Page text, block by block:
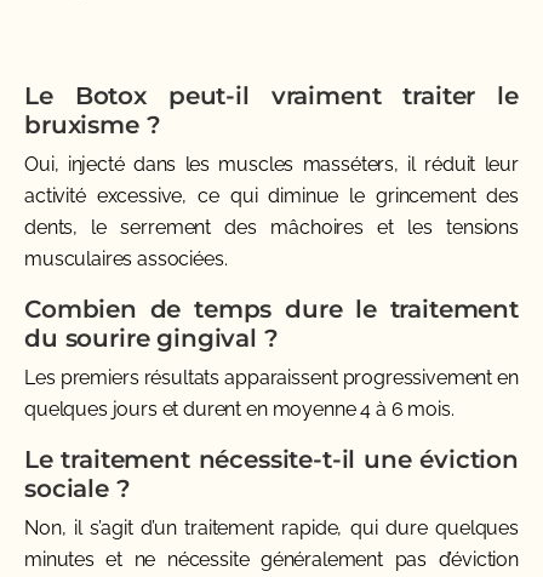
Le Botox peut-il vraiment traiter le
bruxisme ?
Oui, injecté dans les muscles masséters, il réduit leur
activité excessive, ce qui diminue le grincement des
dents, le serrement des mâchoires et les tensions
musculaires associées.
Combien de temps dure le traitement
du sourire gingival ?
Les premiers résultats apparaissent progressivement en
quelques jours et durent en moyenne 4 à 6 mois.
Le traitement nécessite-t-il une éviction
sociale ?
Non, il s’agit d’un traitement rapide, qui dure quelques
minutes et ne nécessite généralement pas d’éviction